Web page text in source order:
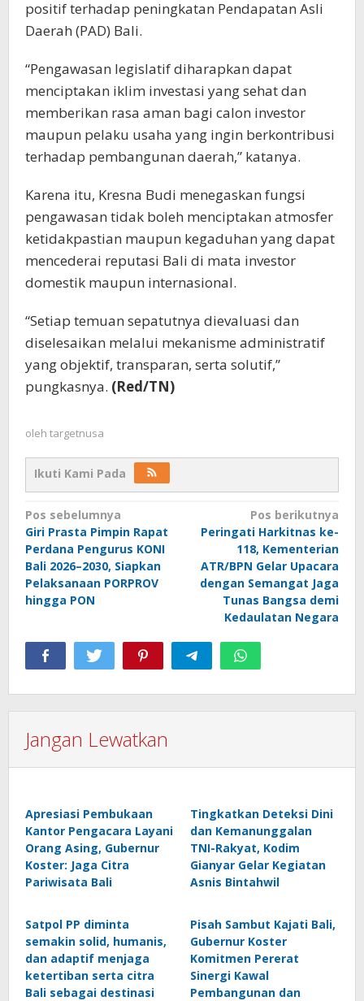
positif terhadap peningkatan Pendapatan Asli
Daerah (PAD) Bali.
“Pengawasan legislatif diharapkan dapat
menciptakan iklim investasi yang sehat dan
memberikan rasa aman bagi calon investor
maupun pelaku usaha yang ingin berkontribusi
terhadap pembangunan daerah,” katanya.
Karena itu, Kresna Budi menegaskan fungsi
pengawasan tidak boleh menciptakan atmosfer
ketidakpastian maupun kegaduhan yang dapat
mencederai reputasi Bali di mata investor
domestik maupun internasional.
“Setiap temuan sepatutnya dievaluasi dan
diselesaikan melalui mekanisme administratif
yang objektif, transparan, serta solutif,”
pungkasnya. (Red/TN)
oleh targetnusa
Ikuti Kami Pada
Navigasi
pos
Pos sebelumnya
Giri Prasta Pimpin Rapat
Perdana Pengurus KONI
Bali 2026–2030, Siapkan
Pelaksanaan PORPROV
hingga PON
Pos berikutnya
Peringati Harkitnas ke-
118, Kementerian
ATR/BPN Gelar Upacara
dengan Semangat Jaga
Tunas Bangsa demi
Kedaulatan Negara
Jangan Lewatkan
Apresiasi Pembukaan
Kantor Pengacara Layani
Orang Asing, Gubernur
Koster: Jaga Citra
Pariwisata Bali
Tingkatkan Deteksi Dini
dan Kemanunggalan
TNI-Rakyat, Kodim
Gianyar Gelar Kegiatan
Asnis Bintahwil
Satpol PP diminta
semakin solid, humanis,
dan adaptif menjaga
ketertiban serta citra
Bali sebagai destinasi
Pisah Sambut Kajati Bali,
Gubernur Koster
Komitmen Pererat
Sinergi Kawal
Pembangunan dan